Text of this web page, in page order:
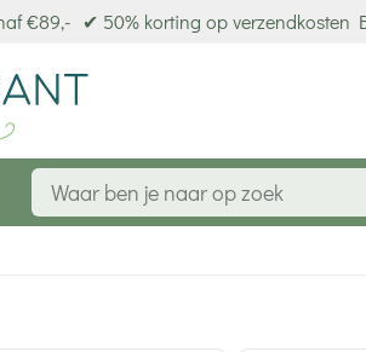
€89,- ✔ 50% korting op verzendkosten